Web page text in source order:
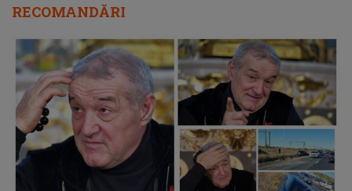
RECOMANDĂRI